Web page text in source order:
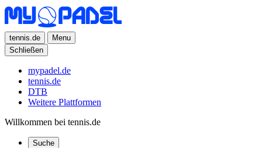
tennis.de
Menu
Schließen
mypadel.de
tennis.de
DTB
Weitere Plattformen
Willkommen bei tennis.de
Suche